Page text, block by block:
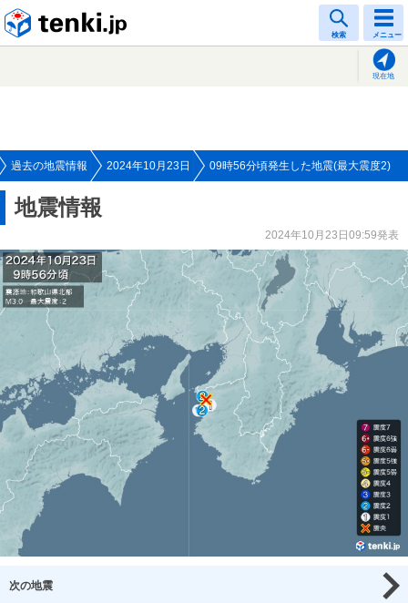
検索 メニュー
現在地
過去の地震情報 2024年10月23日 09時56分頃発生した地震(最大震度2)
地震情報
2024年10月23日09:59発表
次の地震